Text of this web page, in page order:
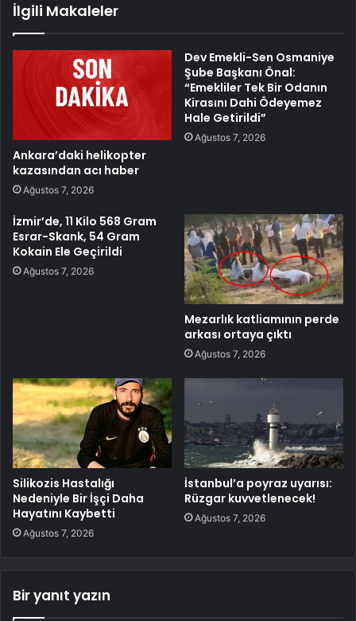
İlgili Makaleler
Ankara’daki helikopter
kazasından acı haber
Ağustos 7, 2026
Dev Emekli-Sen Osmaniye
Şube Başkanı Önal:
“Emekliler Tek Bir Odanın
Kirasını Dahi Ödeyemez
Hale Getirildi”
Ağustos 7, 2026
İzmir’de, 11 Kilo 568 Gram
Esrar-Skank, 54 Gram
Kokain Ele Geçirildi
Ağustos 7, 2026
Mezarlık katliamının perde
arkası ortaya çıktı
Ağustos 7, 2026
Silikozis Hastalığı
Nedeniyle Bir İşçi Daha
Hayatını Kaybetti
Ağustos 7, 2026
İstanbul’a poyraz uyarısı:
Rüzgar kuvvetlenecek!
Ağustos 7, 2026
Bir yanıt yazın